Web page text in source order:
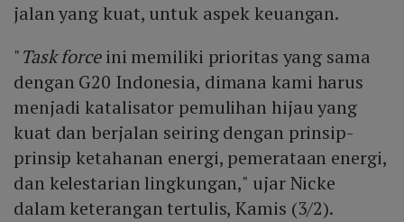
jalan yang kuat, untuk aspek keuangan.
"Task forceini memiliki prioritas yang sama
dengan G20 Indonesia, dimana kami harus
menjadi katalisator pemulihan hijau yang
kuat dan berjalan seiring dengan prinsip-
prinsip ketahanan energi, pemerataan energi,
dan kelestarian lingkungan," ujar Nicke
dalam keterangan tertulis, Kamis (3/2).